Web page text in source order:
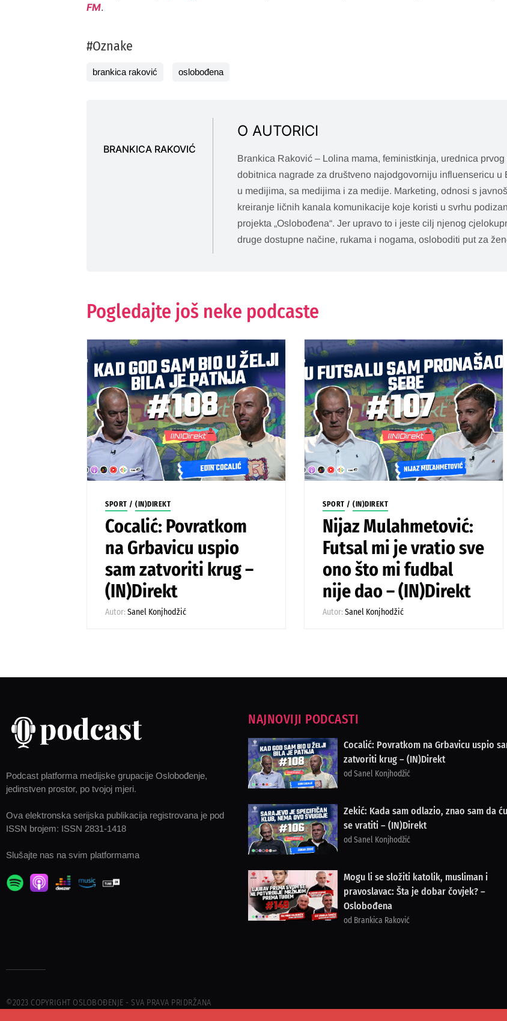
FM.
#Oznake
brankica raković oslobođena
BRANKICA RAKOVIĆ
O AUTORICI
Brankica Raković – Lolina mama, feministkinja, urednica
dobitnica nagrade za društveno najodgovorniju influensericu
u medijima, sa medijima i za medije. Marketing, odnosi s
kreiranje ličnih kanala komunikacije koje koristi u svrhu
projekta „Oslobođena“. Jer upravo to i jeste cilj njenog
druge dostupne načine, rukama i nogama, osloboditi put za
Pogledajte još neke podcaste
SPORT /(IN)DIREKT
Cocalić: Povratkom
na Grbavicu uspio
sam zatvoriti krug –
(IN)Direkt
Autor:Sanel Konjhodžić
SPORT /(IN)DIREKT
Nijaz Mulahmetović:
Futsal mi je vratio sve
ono što mi fudbal
nije dao – (IN)Direkt
Autor:Sanel Konjhodžić
Podcast platforma medijske grupacije Oslobođenje,
jedinstven prostor, po tvojoj mjeri.
Ova elektronska serijska publikacija registrovana je pod
ISSN brojem: ISSN 2831-1418
Slušajte nas na svim platformama
NAJNOVIJI PODCASTI
Cocalić: Povratkom na Grbavicu uspio
zatvoriti krug – (IN)Direkt
od Sanel Konjhodžić
Zekić: Kada sam odlazio, znao sam da ću
se vratiti – (IN)Direkt
od Sanel Konjhodžić
Mogu li se složiti katolik, musliman i
pravoslavac: Šta je dobar čovjek? –
Oslobođena
od Brankica Raković
©2023 COPYRIGHT OSLOBOĐENJE - SVA PRAVA PRIDRŽANA